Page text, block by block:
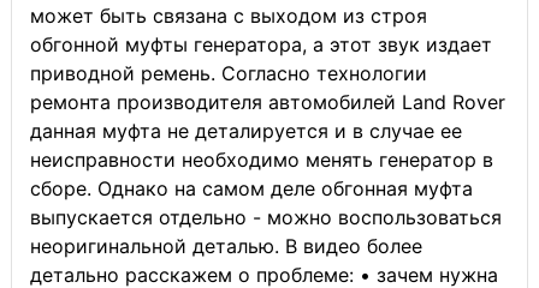
может быть связана с выходом из строя
обгонной муфты генератора, а этот звук издает
приводной ремень. Согласно технологии
ремонта производителя автомобилей Land Rover
данная муфта не деталируется и в случае ее
неисправности необходимо менять генератор в
сборе. Однако на самом деле обгонная муфта
выпускается отдельно - можно воспользоваться
неоригинальной деталью. В видео более
детально расскажем о проблеме: • зачем нужна